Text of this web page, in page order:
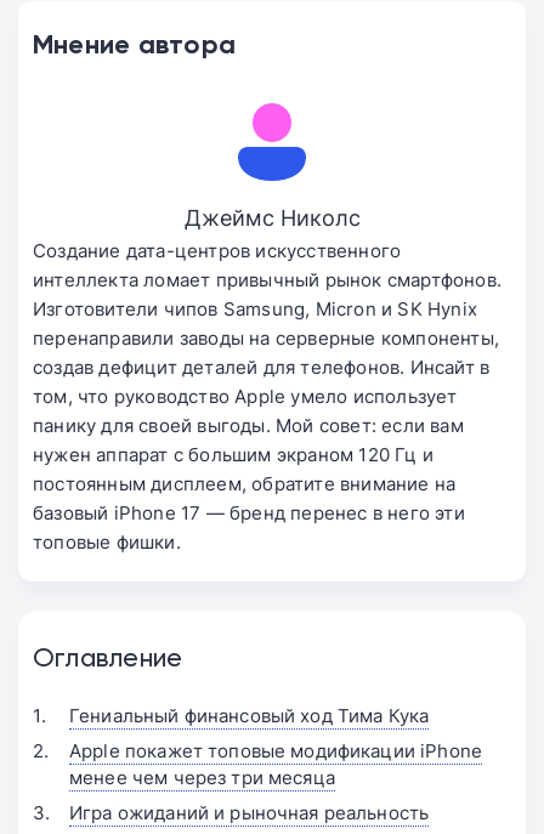
Мнение автора
Джеймс Николс
Создание дата-центров искусственного
интеллекта ломает привычный рынок смартфонов.
Изготовители чипов Samsung, Micron и SK Hynix
перенаправили заводы на серверные компоненты,
создав дефицит деталей для телефонов. Инсайт в
том, что руководство Apple умело использует
панику для своей выгоды. Мой совет: если вам
нужен аппарат с большим экраном 120 Гц и
постоянным дисплеем, обратите внимание на
базовый iPhone 17 — бренд перенес в него эти
топовые фишки.
Оглавление
Гениальный финансовый ход Тима Кука
Apple покажет топовые модификации iPhone
менее чем через три месяца
Игра ожиданий и рыночная реальность